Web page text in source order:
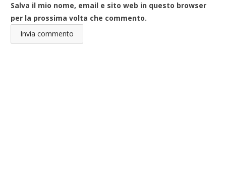
Salva il mio nome, email e sito web in questo browser
per la prossima volta che commento.